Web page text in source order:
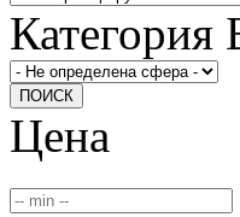
Категория
ПОИСК
Цена